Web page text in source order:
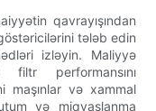
qavrayışından
tələb edin
izləyin. Maliyyə
performansını
maşınlar və xammal
və miqyaslanma